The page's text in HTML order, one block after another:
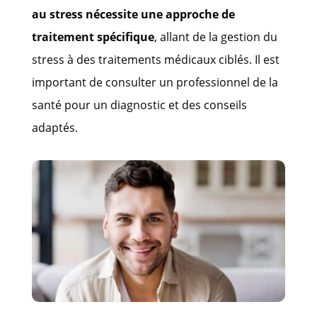
au stress nécessite une approche de
traitement spécifique, allant de la gestion du
stress à des traitements médicaux ciblés. Il est
important de consulter un professionnel de la
santé pour un diagnostic et des conseils
adaptés.